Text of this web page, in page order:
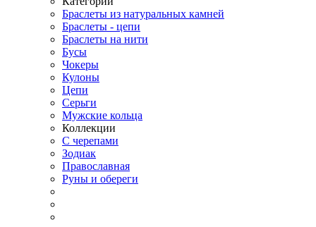
Браслеты из натуральных камней
Браслеты - цепи
Браслеты на нити
Бусы
Чокеры
Кулоны
Цепи
Серьги
Мужские кольца
Коллекции
С черепами
Зодиак
Православная
Руны и обереги